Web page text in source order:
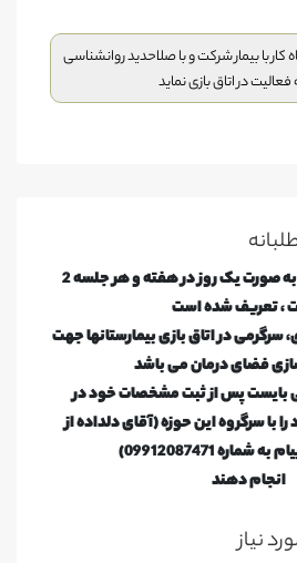
با بیمار شرکت و با صلاحدید روانشناسی
در اتاق بازی نماید
این فعالیت داوطلبانه به صورت یک روز در هفته و هر جلسه 2
، تعریف شده است
سرگرمی در اتاق بازی بیمارستانها جهت
فضای درمان می باشد
بایست پس از ثبت مشخصات خود در
با سرگروه این حوزه (آقای دلداده از
09912087471)
انجام دهند
نیاز